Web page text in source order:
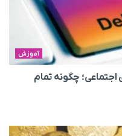
آموزش
چگونه تمام